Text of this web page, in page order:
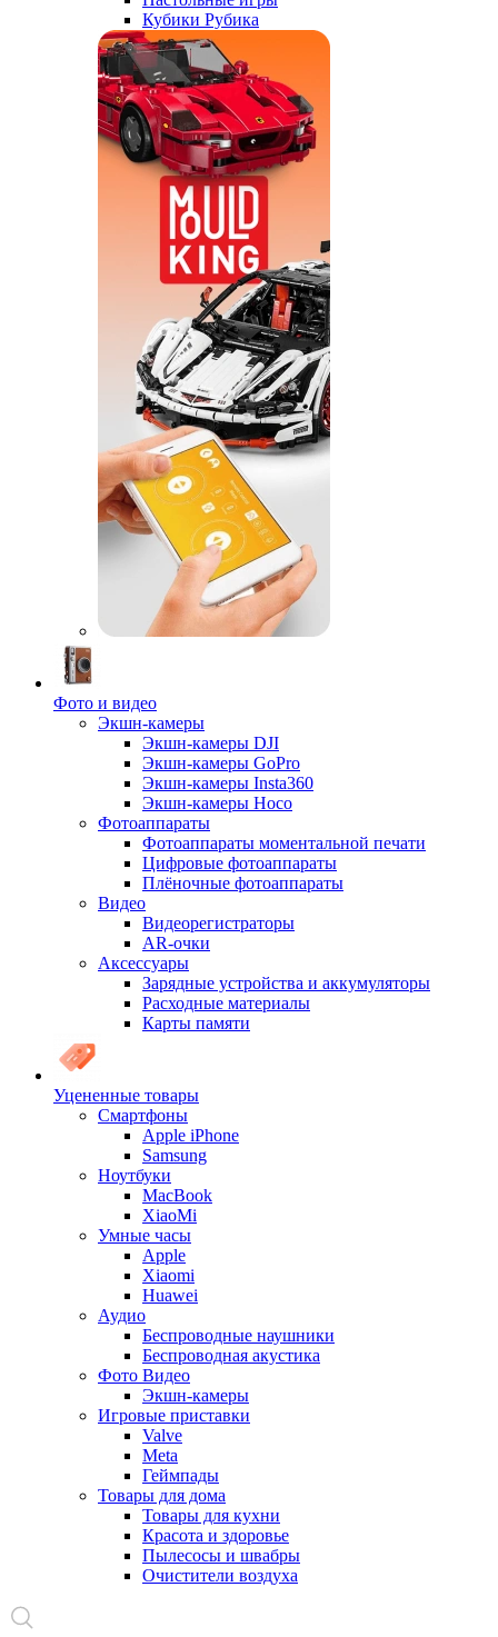
Кубики Рубика
Фото и видео
Экшн-камеры
Экшн-камеры DJI
Экшн-камеры GoPro
Экшн-камеры Insta360
Экшн-камеры Hoco
Фотоаппараты
Фотоаппараты моментальной печати
Цифровые фотоаппараты
Плёночные фотоаппараты
Видео
Видеорегистраторы
AR-очки
Аксессуары
Зарядные устройства и аккумуляторы
Расходные материалы
Карты памяти
Уцененные товары
Cмартфоны
Apple iPhone
Samsung
Ноутбуки
MacBook
XiaoMi
Умные часы
Apple
Xiaomi
Huawei
Аудио
Беспроводные наушники
Беспроводная акустика
Фото Видео
Экшн-камеры
Игровые приставки
Valve
Meta
Геймпады
Товары для дома
Товары для кухни
Красота и здоровье
Пылесосы и швабры
Очистители воздуха